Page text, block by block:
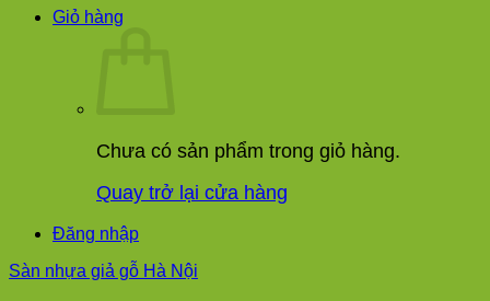
Giỏ hàng
Chưa có sản phẩm trong giỏ hàng.
Quay trở lại cửa hàng
Đăng nhập
Sàn nhựa giả gỗ Hà Nội